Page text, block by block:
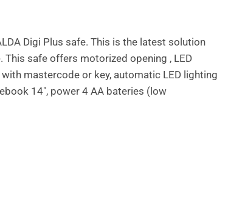
Digi Plus safe. This is the latest solution
safe offers motorized opening , LED
mastercode or key, automatic LED lighting
14″, power 4 AA bateries (low